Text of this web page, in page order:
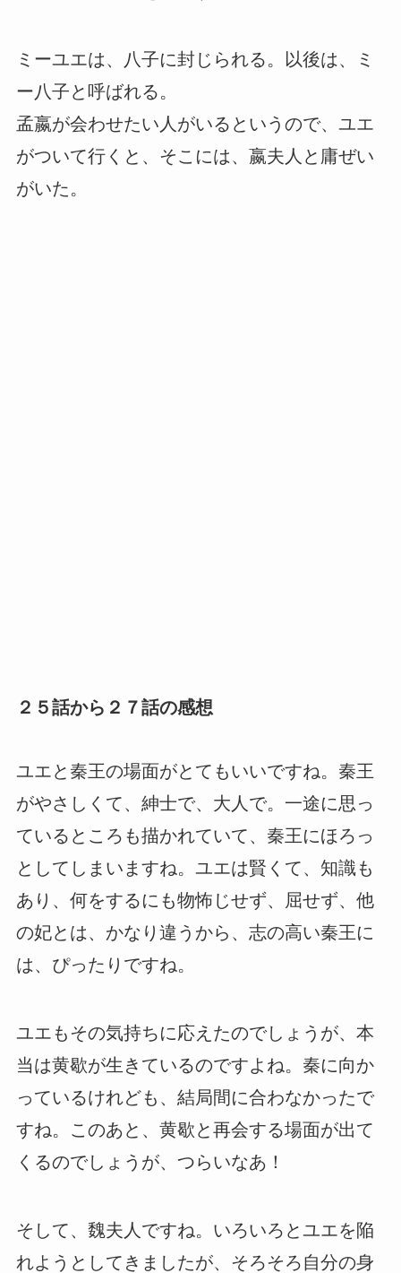
ミーユエは、八子に封じられる。以後は、ミ
ー八子と呼ばれる。
孟嬴が会わせたい人がいるというので、ユエ
がついて行くと、そこには、嬴夫人と庸ぜい
がいた。
２５話から２７話の感想
ユエと秦王の場面がとてもいいですね。秦王
がやさしくて、紳士で、大人で。一途に思っ
ているところも描かれていて、秦王にほろっ
としてしまいますね。ユエは賢くて、知識も
あり、何をするにも物怖じせず、屈せず、他
の妃とは、かなり違うから、志の高い秦王に
は、ぴったりですね。
ユエもその気持ちに応えたのでしょうが、本
当は黄歇が生きているのですよね。秦に向か
っているけれども、結局間に合わなかったで
すね。このあと、黄歇と再会する場面が出て
くるのでしょうが、つらいなあ！
そして、魏夫人ですね。いろいろとユエを陥
れようとしてきましたが、そろそろ自分の身